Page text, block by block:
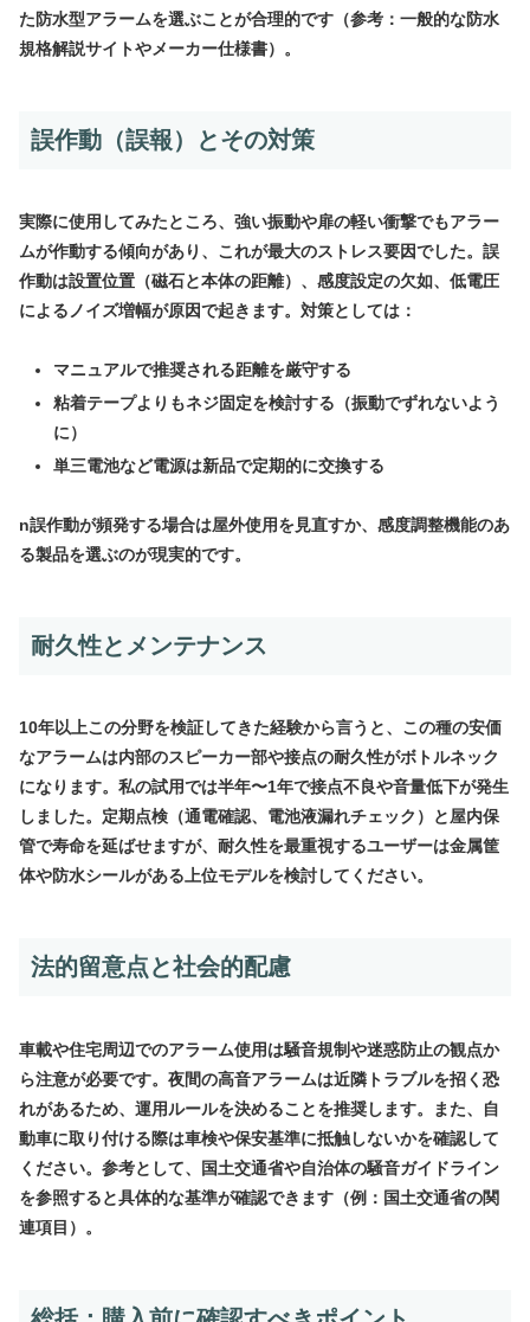
た防水型アラームを選ぶことが合理的です（参考：一般的な防水
規格解説サイトやメーカー仕様書）。
誤作動（誤報）とその対策
実際に使用してみたところ、強い振動や扉の軽い衝撃でもアラー
ムが作動する傾向があり、これが最大のストレス要因でした。誤
作動は設置位置（磁石と本体の距離）、感度設定の欠如、低電圧
によるノイズ増幅が原因で起きます。対策としては：
マニュアルで推奨される距離を厳守する
粘着テープよりもネジ固定を検討する（振動でずれないよう
に）
単三電池など電源は新品で定期的に交換する
n誤作動が頻発する場合は屋外使用を見直すか、感度調整機能のあ
る製品を選ぶのが現実的です。
耐久性とメンテナンス
10年以上この分野を検証してきた経験から言うと、この種の安価
なアラームは内部のスピーカー部や接点の耐久性がボトルネック
になります。私の試用では半年〜1年で接点不良や音量低下が発生
しました。定期点検（通電確認、電池液漏れチェック）と屋内保
管で寿命を延ばせますが、耐久性を最重視するユーザーは金属筐
体や防水シールがある上位モデルを検討してください。
法的留意点と社会的配慮
車載や住宅周辺でのアラーム使用は騒音規制や迷惑防止の観点か
ら注意が必要です。夜間の高音アラームは近隣トラブルを招く恐
れがあるため、運用ルールを決めることを推奨します。また、自
動車に取り付ける際は車検や保安基準に抵触しないかを確認して
ください。参考として、国土交通省や自治体の騒音ガイドライン
を参照すると具体的な基準が確認できます（例：国土交通省の関
連項目）。